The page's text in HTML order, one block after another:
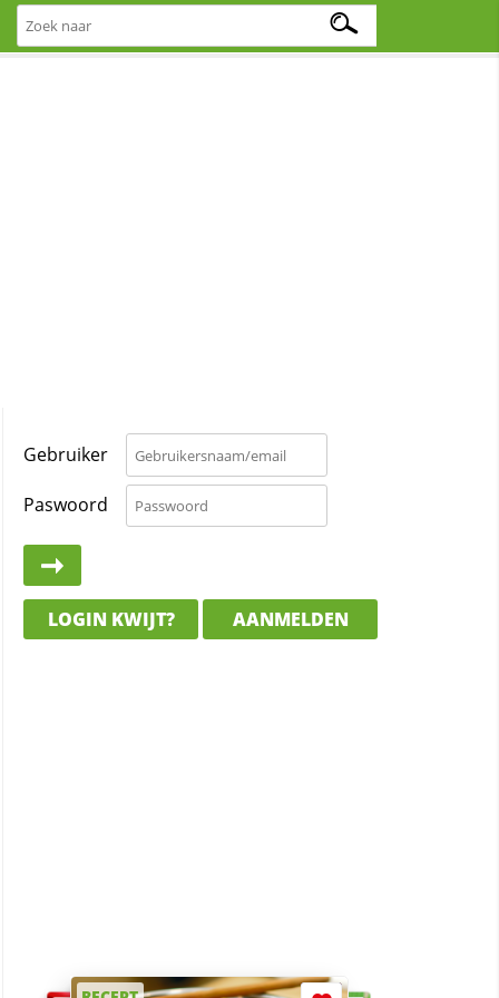
Gebruiker
Paswoord
LOGIN KWIJT? AANMELDEN